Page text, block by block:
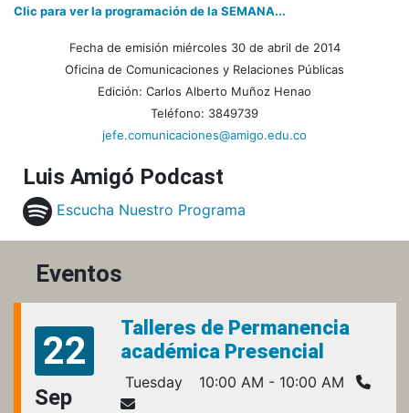
Clic para ver la programación de la SEMANA...
Fecha de emisión miércoles 30 de abril de 2014
Oficina de Comunicaciones y Relaciones Públicas
Edición: Carlos Alberto Muñoz Henao
Teléfono: 3849739
jefe.comunicaciones@amigo.edu.co
Luis Amigó Podcast
Escucha Nuestro Programa
Eventos
22
Sep
Talleres de Permanencia
académica Presencial
Tuesday 10:00 AM - 10:00 AM